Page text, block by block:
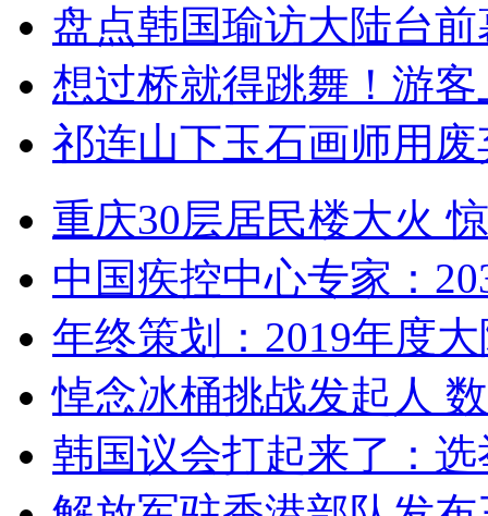
盘点韩国瑜访大陆台
想过桥就得跳舞！游客
祁连山下玉石画师用
重庆30层居民楼大火
中国疾控中心专家：
年终策划：2019年度
悼念冰桶挑战发起人
韩国议会打起来了：